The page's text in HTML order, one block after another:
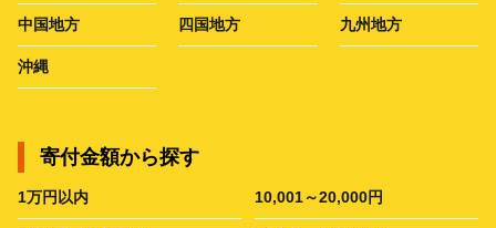
中国地方 四国地方 九州地方
沖縄
寄付金額から探す
1万円以内 10,001～20,000円